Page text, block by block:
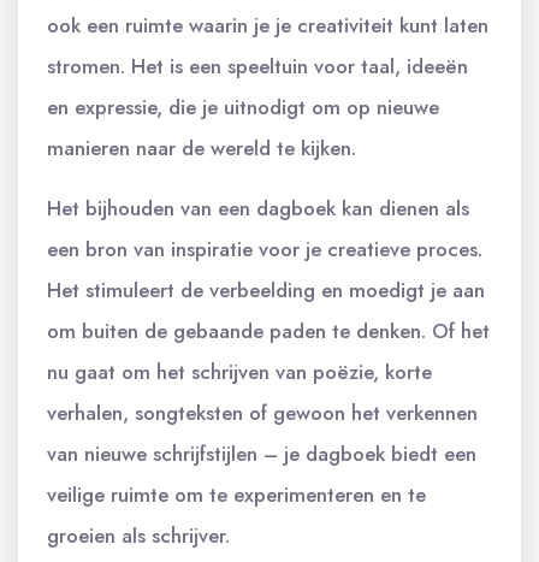
ook een ruimte waarin je je creativiteit kunt laten
stromen. Het is een speeltuin voor taal, ideeën
en expressie, die je uitnodigt om op nieuwe
manieren naar de wereld te kijken.
Het bijhouden van een dagboek kan dienen als
een bron van inspiratie voor je creatieve proces.
Het stimuleert de verbeelding en moedigt je aan
om buiten de gebaande paden te denken. Of het
nu gaat om het schrijven van poëzie, korte
verhalen, songteksten of gewoon het verkennen
van nieuwe schrijfstijlen – je dagboek biedt een
veilige ruimte om te experimenteren en te
groeien als schrijver.